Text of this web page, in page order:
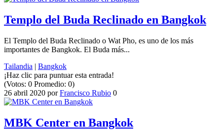
Templo del Buda Reclinado en Bangkok
El Templo del Buda Reclinado o Wat Pho, es uno de los más
importantes de Bangkok. El Buda más...
Tailandia | Bangkok
¡Haz clic para puntuar esta entrada!
(Votos: 0 Promedio: 0)
26 abril 2020 porFrancisco Rubio 0
MBK Center en Bangkok